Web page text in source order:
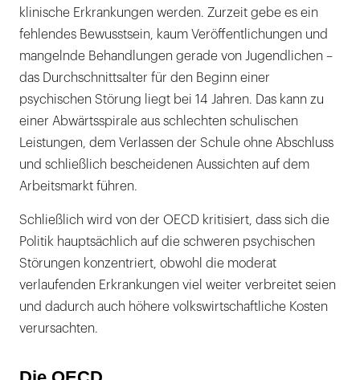
klinische Erkrankungen werden. Zurzeit gebe es ein
fehlendes Bewusstsein, kaum Veröffentlichungen und
mangelnde Behandlungen gerade von Jugendlichen –
das Durchschnittsalter für den Beginn einer
psychischen Störung liegt bei 14 Jahren. Das kann zu
einer Abwärtsspirale aus schlechten schulischen
Leistungen, dem Verlassen der Schule ohne Abschluss
und schließlich bescheidenen Aussichten auf dem
Arbeitsmarkt führen.
Schließlich wird von der OECD kritisiert, dass sich die
Politik hauptsächlich auf die schweren psychischen
Störungen konzentriert, obwohl die moderat
verlaufenden Erkrankungen viel weiter verbreitet seien
und dadurch auch höhere volkswirtschaftliche Kosten
verursachten.